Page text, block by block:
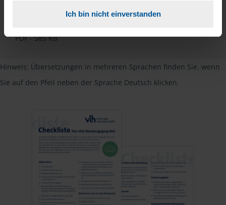
Ich bin nicht einverstanden
PDF - 585 KB
Hinweis: Übersetzungen in mehreren Sprachen finden Sie, wenn
Sie auf den Pfeil neben der Sprache Deutsch klicken.